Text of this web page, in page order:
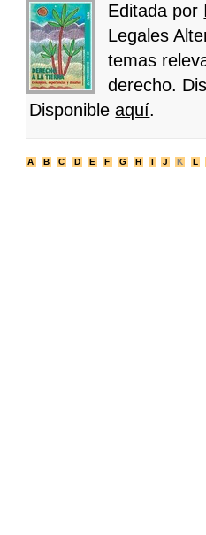
Editada por
Legales
temas
derecho.
Disponibleaquí.
A B C D E F G H I J K L